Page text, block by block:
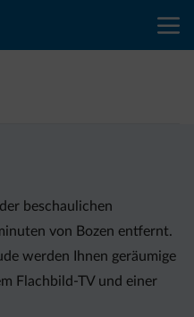
beschaulichen
von Bozen entfernt.
werden Ihnen geräumige
Flachbild-TV und einer